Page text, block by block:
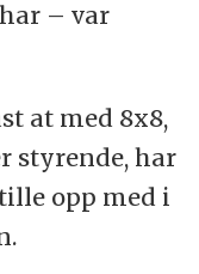
– var
at med 8x8,
styrende, har
opp med i